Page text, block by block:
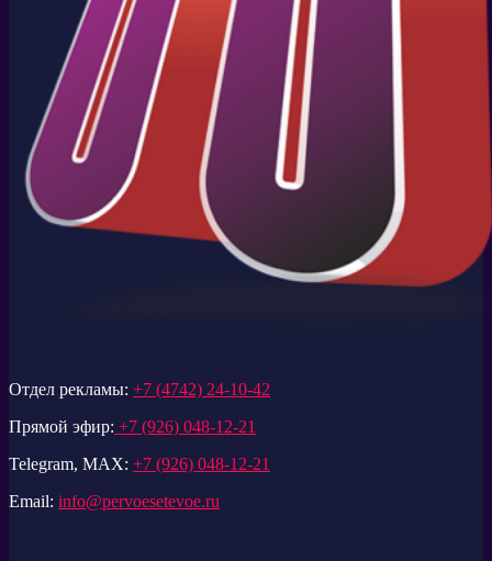
Отдел рекламы: +7 (4742) 24-10-42
Прямой эфир: +7 (926) 048-12-21
Telegram, MAX: +7 (926) 048-12-21
Email: info@pervoesetevoe.ru